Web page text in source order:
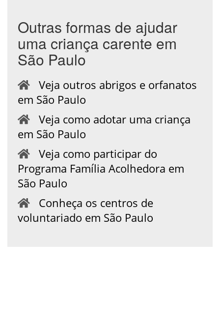
Outras formas de ajudar
uma criança carente em
São Paulo
Veja outros abrigos e orfanatos
em São Paulo
Veja como adotar uma criança
em São Paulo
Veja como participar do
Programa Família Acolhedora em
São Paulo
Conheça os centros de
voluntariado em São Paulo